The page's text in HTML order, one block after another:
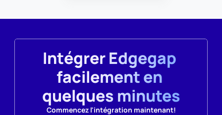
Intégrer Edgegap
facilement en
quelques minutes
Commencez l'intégration maintenant!